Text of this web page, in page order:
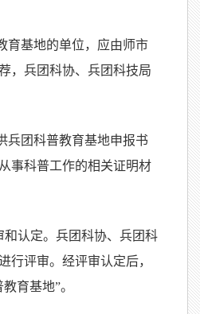
育基地的单位，应由师市
，兵团科协、兵团科技局
兵团科普教育基地申报书
事科普工作的相关证明材
认定。兵团科协、兵团科
行评审。经评审认定后，
育基地”。